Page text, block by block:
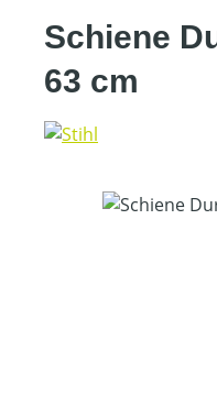
Schiene
63 cm
Bildergalerie